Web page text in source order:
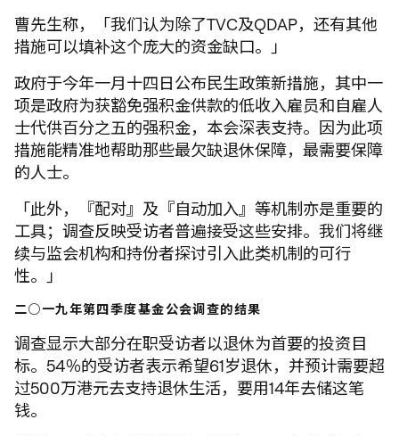
曹先生称，「我们认为除了TVC及QDAP，还有其他
措施可以填补这个庞大的资金缺口。」
政府于今年一月十四日公布民生政策新措施，其中一
项是政府为获豁免强积金供款的低收入雇员和自雇人
士代供百分之五的强积金，本会深表支持。因为此项
措施能精准地帮助那些最欠缺退休保障，最需要保障
的人士。
「此外，『配对』及『自动加入』等机制亦是重要的
工具；调查反映受访者普遍接受这些安排。我们将继
续与监会机构和持份者探讨引入此类机制的可行
性。」
二○一九年第四季度基金公会调查的结果
调查显示大部分在职受访者以退休为首要的投资目
标。54％的受访者表示希望61岁退休，并预计需要超
过500万港元去支持退休生活，要用14年去储这笔
钱。